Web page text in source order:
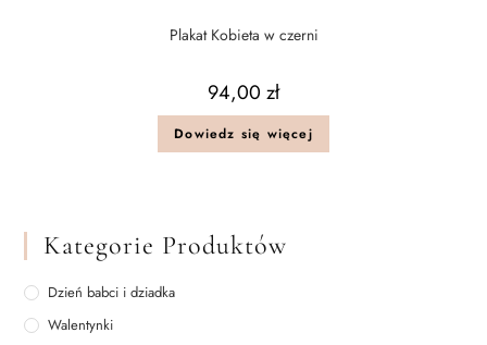
Plakat Kobieta w czerni
94,00 zł
Dowiedz się więcej
Kategorie Produktów
Dzień babci i dziadka
Walentynki